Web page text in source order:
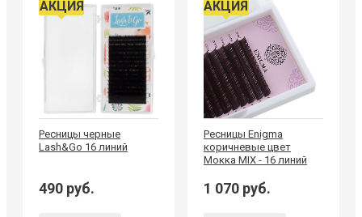
АКЦИЯ
Ресницы черные
Lash&Go 16 линий
490 руб.
АКЦИЯ
Ресницы Enigma
коричневые цвет
Мокка MIX - 16 линий
1 070 руб.